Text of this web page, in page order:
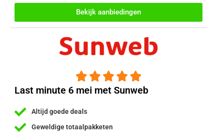
Bekijk aanbiedingen
    
Last minute 6 mei met Sunweb
Altijd goede deals
Geweldige totaalpakketen